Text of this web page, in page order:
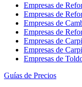
Empresas de
Empresas de
Empresas de
Empresas de
Empresas de
Empresas de
Empresas de
Guías de Precios